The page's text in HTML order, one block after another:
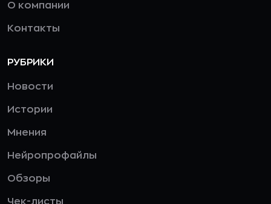
О компании
Контакты
РУБРИКИ
Новости
Истории
Мнения
Нейропрофайлы
Обзоры
Чек-листы